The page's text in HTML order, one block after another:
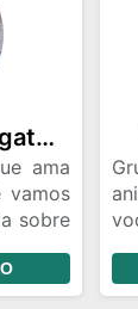
Apaixonados por gatinhos
ama
vamos
sobre